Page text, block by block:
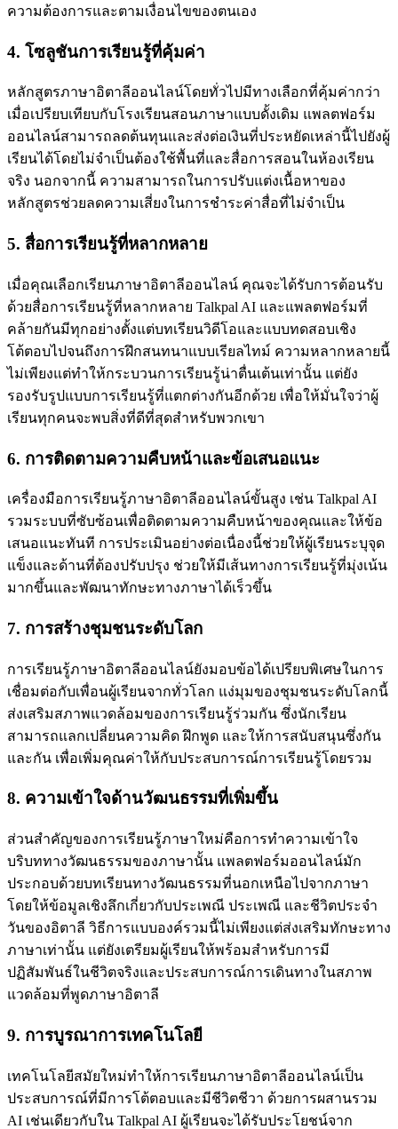
ความต้องการและตามเงื่อนไขของตนเอง
4. โซลูชันการเรียนรู้ที่คุ้มค่า
หลักสูตรภาษาอิตาลีออนไลน์โดยทั่วไปมีทางเลือกที่คุ้มค่ากว่า
เมื่อเปรียบเทียบกับโรงเรียนสอนภาษาแบบดั้งเดิม แพลตฟอร์ม
ออนไลน์สามารถลดต้นทุนและส่งต่อเงินที่ประหยัดเหล่านี้ไปยังผู้
เรียนได้โดยไม่จำเป็นต้องใช้พื้นที่และสื่อการสอนในห้องเรียน
จริง นอกจากนี้ ความสามารถในการปรับแต่งเนื้อหาของ
หลักสูตรช่วยลดความเสี่ยงในการชำระค่าสื่อที่ไม่จำเป็น
5. สื่อการเรียนรู้ที่หลากหลาย
เมื่อคุณเลือกเรียนภาษาอิตาลีออนไลน์ คุณจะได้รับการต้อนรับ
ด้วยสื่อการเรียนรู้ที่หลากหลาย Talkpal AI และแพลตฟอร์มที่
คล้ายกันมีทุกอย่างตั้งแต่บทเรียนวิดีโอและแบบทดสอบเชิง
โต้ตอบไปจนถึงการฝึกสนทนาแบบเรียลไทม์ ความหลากหลายนี้
ไม่เพียงแต่ทำให้กระบวนการเรียนรู้น่าตื่นเต้นเท่านั้น แต่ยัง
รองรับรูปแบบการเรียนรู้ที่แตกต่างกันอีกด้วย เพื่อให้มั่นใจว่าผู้
เรียนทุกคนจะพบสิ่งที่ดีที่สุดสำหรับพวกเขา
6. การติดตามความคืบหน้าและข้อเสนอแนะ
เครื่องมือการเรียนรู้ภาษาอิตาลีออนไลน์ขั้นสูง เช่น Talkpal AI
รวมระบบที่ซับซ้อนเพื่อติดตามความคืบหน้าของคุณและให้ข้อ
เสนอแนะทันที การประเมินอย่างต่อเนื่องนี้ช่วยให้ผู้เรียนระบุจุด
แข็งและด้านที่ต้องปรับปรุง ช่วยให้มีเส้นทางการเรียนรู้ที่มุ่งเน้น
มากขึ้นและพัฒนาทักษะทางภาษาได้เร็วขึ้น
7. การสร้างชุมชนระดับโลก
การเรียนรู้ภาษาอิตาลีออนไลน์ยังมอบข้อได้เปรียบพิเศษในการ
เชื่อมต่อกับเพื่อนผู้เรียนจากทั่วโลก แง่มุมของชุมชนระดับโลกนี้
ส่งเสริมสภาพแวดล้อมของการเรียนรู้ร่วมกัน ซึ่งนักเรียน
สามารถแลกเปลี่ยนความคิด ฝึกพูด และให้การสนับสนุนซึ่งกัน
และกัน เพื่อเพิ่มคุณค่าให้กับประสบการณ์การเรียนรู้โดยรวม
8. ความเข้าใจด้านวัฒนธรรมที่เพิ่มขึ้น
ส่วนสำคัญของการเรียนรู้ภาษาใหม่คือการทำความเข้าใจ
บริบททางวัฒนธรรมของภาษานั้น แพลตฟอร์มออนไลน์มัก
ประกอบด้วยบทเรียนทางวัฒนธรรมที่นอกเหนือไปจากภาษา
โดยให้ข้อมูลเชิงลึกเกี่ยวกับประเพณี ประเพณี และชีวิตประจำ
วันของอิตาลี วิธีการแบบองค์รวมนี้ไม่เพียงแต่ส่งเสริมทักษะทาง
ภาษาเท่านั้น แต่ยังเตรียมผู้เรียนให้พร้อมสำหรับการมี
ปฏิสัมพันธ์ในชีวิตจริงและประสบการณ์การเดินทางในสภาพ
แวดล้อมที่พูดภาษาอิตาลี
9. การบูรณาการเทคโนโลยี
เทคโนโลยีสมัยใหม่ทำให้การเรียนภาษาอิตาลีออนไลน์เป็น
ประสบการณ์ที่มีการโต้ตอบและมีชีวิตชีวา ด้วยการผสานรวม
AI เช่นเดียวกับใน Talkpal AI ผู้เรียนจะได้รับประโยชน์จาก